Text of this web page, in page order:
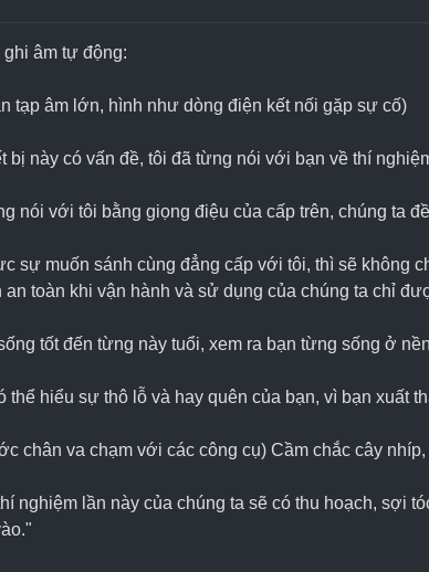
ghi âm tự động:
tạp âm lớn, hình như dòng điện kết nối gặp sự cố)
bị này có vấn đề, tôi đã từng nói với bạn về thí
nói với tôi bằng giọng điệu của cấp trên, chúng ta
sự muốn sánh cùng đẳng cấp với tôi, thì sẽ không
an toàn khi vận hành và sử dụng của chúng ta chỉ
tốt đến từng này tuổi, xem ra bạn từng sống ở
thể hiểu sự thô lỗ và hay quên của bạn, vì bạn xuất
chân va chạm với các công cụ) Cầm chắc cây
nghiệm lần này của chúng ta sẽ có thu hoạch, sợi